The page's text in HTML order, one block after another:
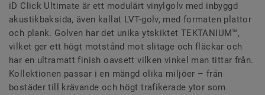
iD Click Ultimate är ett modulärt vinylgolv med inbyggd
akustikbaksida, även kallat LVT-golv, med formaten plattor
och plank. Golven har det unika ytskiktet TEKTANIUM™,
vilket ger ett högt motstånd mot slitage och fläckar och
har en ultramatt finish oavsett vilken vinkel man tittar från.
Kollektionen passar i en mängd olika miljöer – från
bostäder till krävande och högt trafikerade ytor som